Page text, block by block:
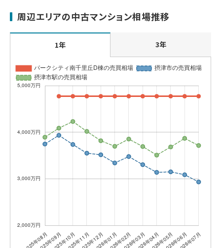
周辺エリアの中古マンション相場推移
1年 3年